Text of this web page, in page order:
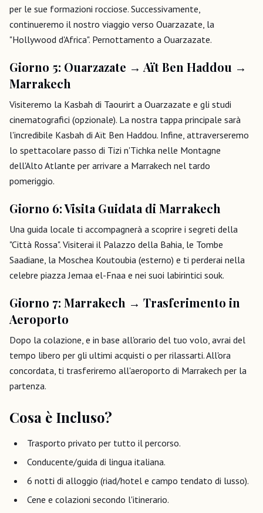
per le sue formazioni rocciose. Successivamente,
continueremo il nostro viaggio verso Ouarzazate, la
"Hollywood d'Africa". Pernottamento a Ouarzazate.
Giorno 5: Ouarzazate → Aït Ben Haddou →
Marrakech
Visiteremo la Kasbah di Taourirt a Ouarzazate e gli studi
cinematografici (opzionale). La nostra tappa principale sarà
l'incredibile Kasbah di Aït Ben Haddou. Infine, attraverseremo
lo spettacolare passo di Tizi n'Tichka nelle Montagne
dell'Alto Atlante per arrivare a Marrakech nel tardo
pomeriggio.
Giorno 6: Visita Guidata di Marrakech
Una guida locale ti accompagnerà a scoprire i segreti della
"Città Rossa". Visiterai il Palazzo della Bahia, le Tombe
Saadiane, la Moschea Koutoubia (esterno) e ti perderai nella
celebre piazza Jemaa el-Fnaa e nei suoi labirintici souk.
Giorno 7: Marrakech → Trasferimento in
Aeroporto
Dopo la colazione, e in base all'orario del tuo volo, avrai del
tempo libero per gli ultimi acquisti o per rilassarti. All'ora
concordata, ti trasferiremo all'aeroporto di Marrakech per la
partenza.
Cosa è Incluso?
Trasporto privato per tutto il percorso.
Conducente/guida di lingua italiana.
6 notti di alloggio (riad/hotel e campo tendato di lusso).
Cene e colazioni secondo l'itinerario.